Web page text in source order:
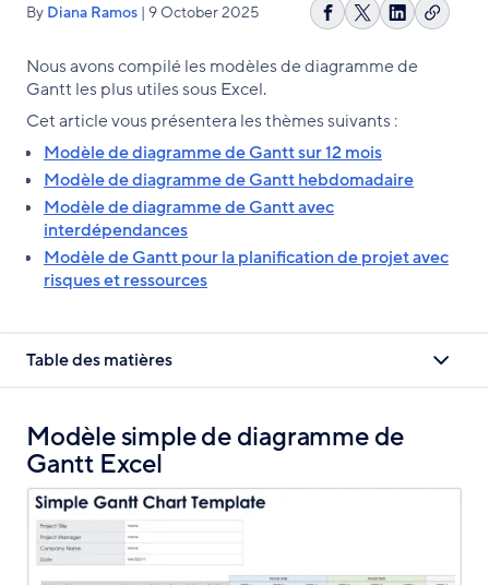
By Diana Ramos | 9 October 2025
Partager
Facebook
Share
X
Partager
LinkedIn
Copier
Nous avons compilé les modèles de diagramme de
Gantt les plus utiles sous Excel.
Cet article vous présentera les thèmes suivants :
Modèle de diagramme de Gantt sur 12 mois
Modèle de diagramme de Gantt hebdomadaire
Modèle de diagramme de Gantt avec
interdépendances
Modèle de Gantt pour la planification de projet avec
risques et ressources
Table des matières
Modèle simple de diagramme de
Gantt Excel